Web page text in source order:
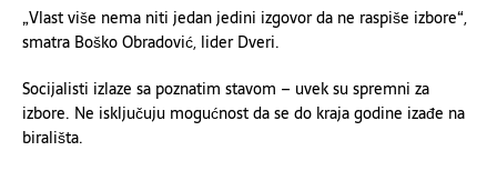
„Vlast više nema niti jedan jedini izgovor da ne raspiše izbore“,
smatra Boško Obradović, lider Dveri.
Socijalisti izlaze sa poznatim stavom – uvek su spremni za
izbore. Ne isključuju mogućnost da se do kraja godine izađe na
birališta.